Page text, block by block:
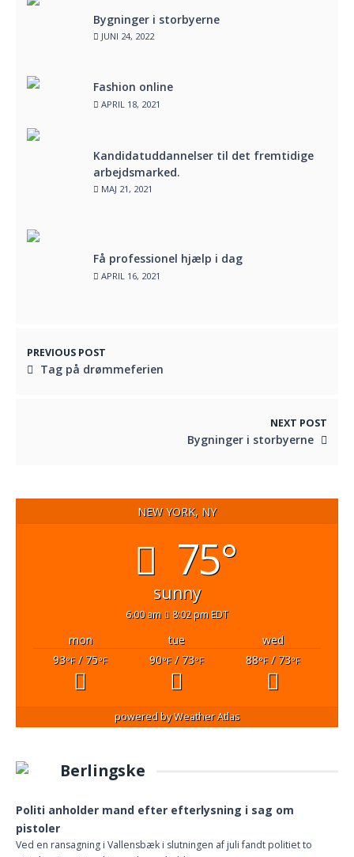
Bygninger i storbyerne
JUNI 24, 2022
Fashion online
APRIL 18, 2021
Kandidatuddannelser til det fremtidige
arbejdsmarked.
MAJ 21, 2021
Få professionel hjælp i dag
APRIL 16, 2021
PREVIOUS POST
Tag på drømmeferien
NEXT POST
Bygninger i storbyerne
NEW YORK, NY
75°
sunny
6:00 am 8:02 pm EDT
mon tue
wed
93°F/ 75°F 90°F/ 73°F 88°F/ 73°F
powered byWeather Atlas
Berlingske
Politi anholder mand efter efterlysning i sag om
pistoler
Ved en ransagning i Vallensbæk i slutningen af juli fandt politiet to